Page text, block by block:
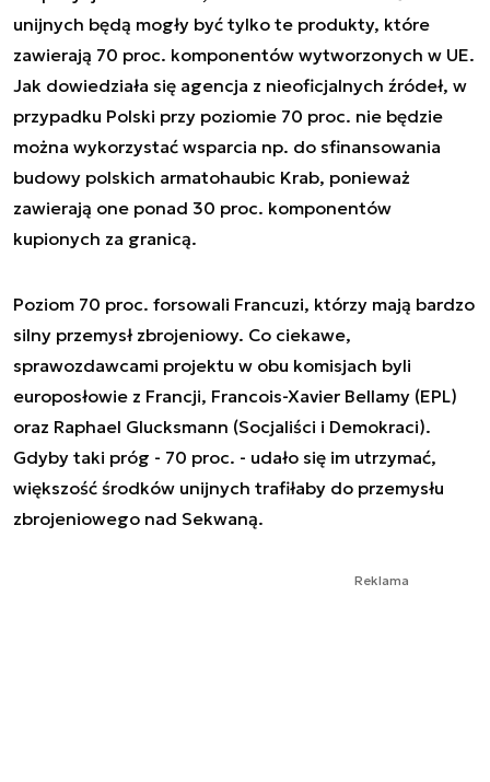
unijnych będą mogły być tylko te produkty, które
zawierają 70 proc. komponentów wytworzonych w UE.
Jak dowiedziała się agencja z nieoficjalnych źródeł, w
przypadku Polski przy poziomie 70 proc. nie będzie
można wykorzystać wsparcia np. do sfinansowania
budowy polskich armatohaubic Krab, ponieważ
zawierają one ponad 30 proc. komponentów
kupionych za granicą.
Poziom 70 proc. forsowali Francuzi, którzy mają bardzo
silny przemysł zbrojeniowy. Co ciekawe,
sprawozdawcami projektu w obu komisjach byli
europosłowie z Francji, Francois-Xavier Bellamy (EPL)
oraz Raphael Glucksmann (Socjaliści i Demokraci).
Gdyby taki próg - 70 proc. - udało się im utrzymać,
większość środków unijnych trafiłaby do przemysłu
zbrojeniowego nad Sekwaną.
Reklama